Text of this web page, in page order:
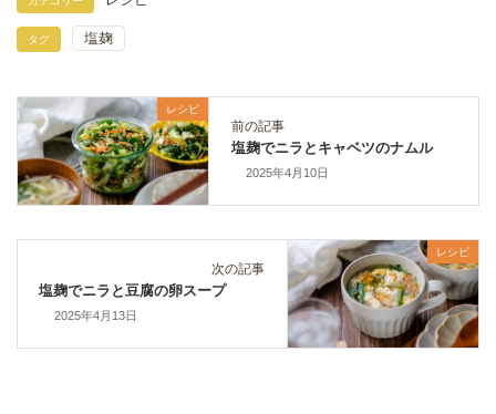
タグ 塩麹
レシピ
前の記事
塩麹でニラとキャベツのナムル
2025年4月10日
レシピ
次の記事
塩麹でニラと豆腐の卵スープ
2025年4月13日